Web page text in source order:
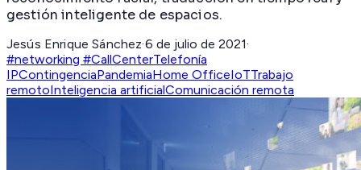
gestión inteligente de espacios.
Jesús Enrique Sánchez·6 de julio de 2021·
#networking #CallCenterTelefonía
IPContingenciaPandemiaHome OfficeIoTTrabajo
remotoInteligencia artificialComunicación remota